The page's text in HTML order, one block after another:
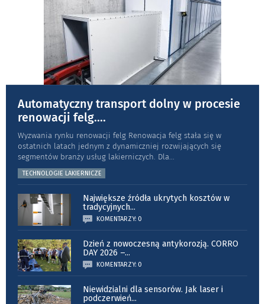
Automatyczny transport dolny w procesie
renowacji felg....
Wyzwania rynku renowacji felg Renowacja felg stała się w
ostatnich latach jednym z dynamiczniej rozwijających się
segmentów branży usług lakierniczych. Dla
TECHNOLOGIE LAKIERNICZE
Największe źródła ukrytych kosztów w
tradycyjnych...
KOMENTARZY: 0
Dzień z nowoczesną antykorozją. CORRO
DAY 2026 –...
KOMENTARZY: 0
Niewidzialni dla sensorów. Jak laser i
podczerwień...